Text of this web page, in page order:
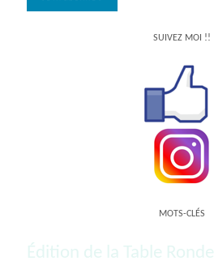
SUIVEZ MOI !!
MOTS-CLÉS
Édition de la Table Ronde